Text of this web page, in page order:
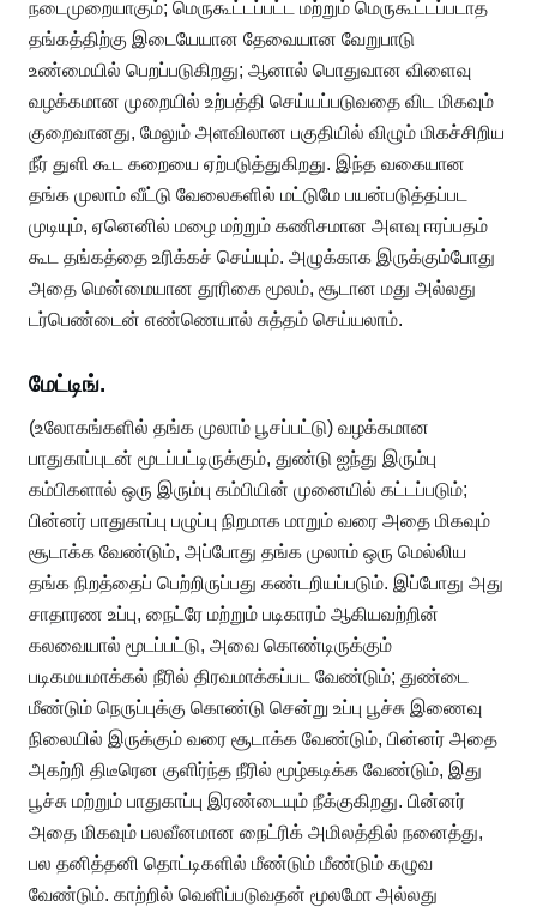
நடைமுறையாகும்; மெருகூட்டப்பட்ட மற்றும் மெருகூட்டப்படாத
தங்கத்திற்கு இடையேயான தேவையான வேறுபாடு
உண்மையில் பெறப்படுகிறது; ஆனால் பொதுவான விளைவு
வழக்கமான முறையில் உற்பத்தி செய்யப்படுவதை விட மிகவும்
குறைவானது, மேலும் அளவிலான பகுதியில் விழும் மிகச்சிறிய
நீர் துளி கூட கறையை ஏற்படுத்துகிறது. இந்த வகையான
தங்க முலாம் வீட்டு வேலைகளில் மட்டுமே பயன்படுத்தப்பட
முடியும், ஏனெனில் மழை மற்றும் கணிசமான அளவு ஈரப்பதம்
கூட தங்கத்தை உரிக்கச் செய்யும். அழுக்காக இருக்கும்போது
அதை மென்மையான தூரிகை மூலம், சூடான மது அல்லது
டர்பெண்டைன் எண்ணெயால் சுத்தம் செய்யலாம்.
மேட்டிங்.
(உலோகங்களில் தங்க முலாம் பூசப்பட்டு) வழக்கமான
பாதுகாப்புடன் மூடப்பட்டிருக்கும், துண்டு ஐந்து இரும்பு
கம்பிகளால் ஒரு இரும்பு கம்பியின் முனையில் கட்டப்படும்;
பின்னர் பாதுகாப்பு பழுப்பு நிறமாக மாறும் வரை அதை மிகவும்
சூடாக்க வேண்டும், அப்போது தங்க முலாம் ஒரு மெல்லிய
தங்க நிறத்தைப் பெற்றிருப்பது கண்டறியப்படும். இப்போது அது
சாதாரண உப்பு, நைட்ரே மற்றும் படிகாரம் ஆகியவற்றின்
கலவையால் மூடப்பட்டு, அவை கொண்டிருக்கும்
படிகமயமாக்கல் நீரில் திரவமாக்கப்பட வேண்டும்; துண்டை
மீண்டும் நெருப்புக்கு கொண்டு சென்று உப்பு பூச்சு இணைவு
நிலையில் இருக்கும் வரை சூடாக்க வேண்டும், பின்னர் அதை
அகற்றி திடீரென குளிர்ந்த நீரில் மூழ்கடிக்க வேண்டும், இது
பூச்சு மற்றும் பாதுகாப்பு இரண்டையும் நீக்குகிறது. பின்னர்
அதை மிகவும் பலவீனமான நைட்ரிக் அமிலத்தில் நனைத்து,
பல தனித்தனி தொட்டிகளில் மீண்டும் மீண்டும் கழுவ
வேண்டும். காற்றில் வெளிப்படுவதன் மூலமோ அல்லது